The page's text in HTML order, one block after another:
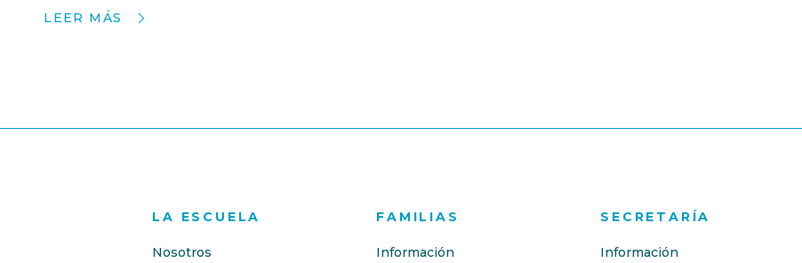
LEER MÁS
LA ESCUELA
Nosotros
FAMILIAS
Información
SECRETARÍA
Información